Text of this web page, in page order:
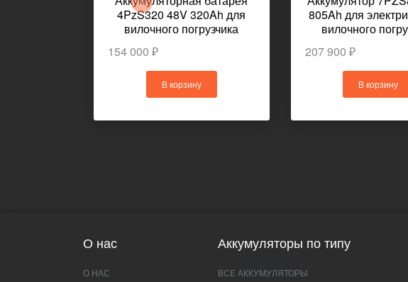
4PzS320 48V 320Ah для
вилочного погрузчика
154 000 ₽
В корзину
805Ah для
вилочного
207 900 ₽
В корзину
О нас
О НАС
Аккумуляторы по типу
ВСЕ АККУМУЛЯТОРЫ